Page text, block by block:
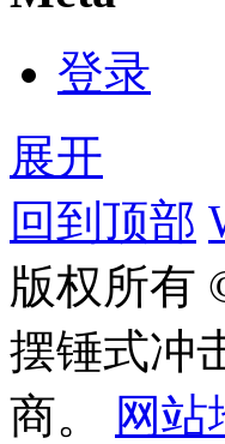
登录
展开
回到顶部
版权所有
摆锤式冲
商。
网站